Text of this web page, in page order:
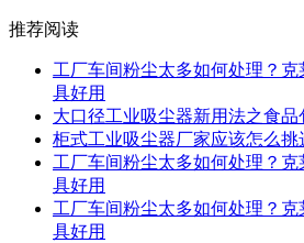
推荐阅读
工厂车间粉尘太多如何处理？
具好用
大口径工业吸尘器新用法之食
柜式工业吸尘器厂家应该怎么挑
工厂车间粉尘太多如何处理？
具好用
工厂车间粉尘太多如何处理？
具好用